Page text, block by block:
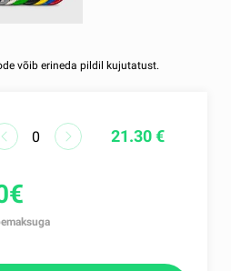
võib erineda pildil kujutatust.
21.30 €